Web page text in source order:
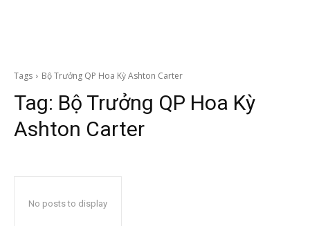
Tags Bộ Trưởng QP Hoa Kỳ Ashton Carter
Tag: Bộ Trưởng QP Hoa Kỳ
Ashton Carter
No posts to display